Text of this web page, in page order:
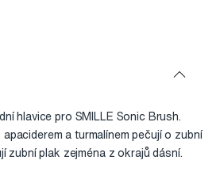
hlavice pro SMILLE Sonic Brush.
a turmalínem pečují o zubní
zubní plak zejména z okrajů dásní.